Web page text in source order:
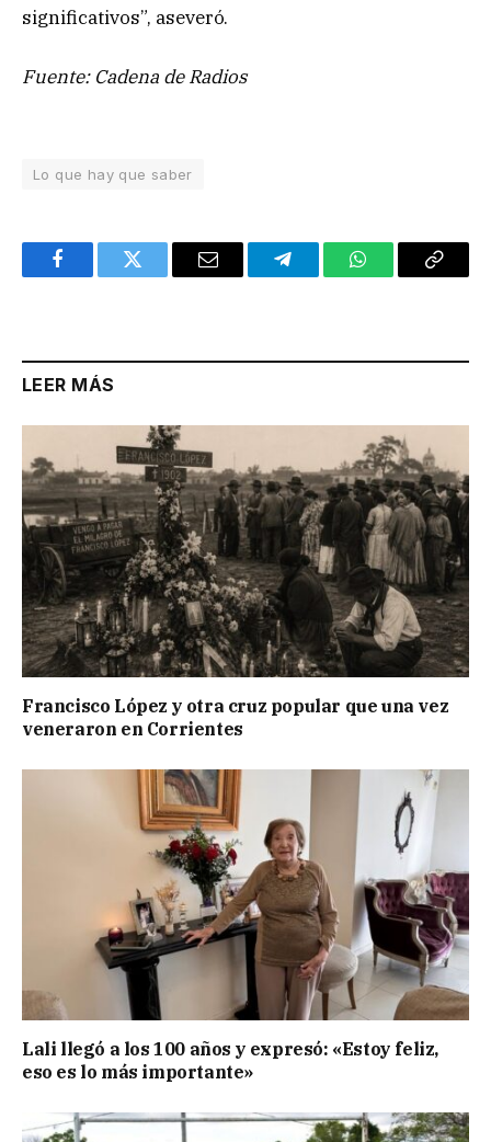
significativos”, aseveró.
Fuente: Cadena de Radios
Lo que hay que saber
FacebookTwitter Email TelegramWhatsAppCopy
LEER MÁS
Francisco López y otra cruz popular que una vez
veneraron en Corrientes
Lali llegó a los 100 años y expresó: «Estoy feliz,
eso es lo más importante»